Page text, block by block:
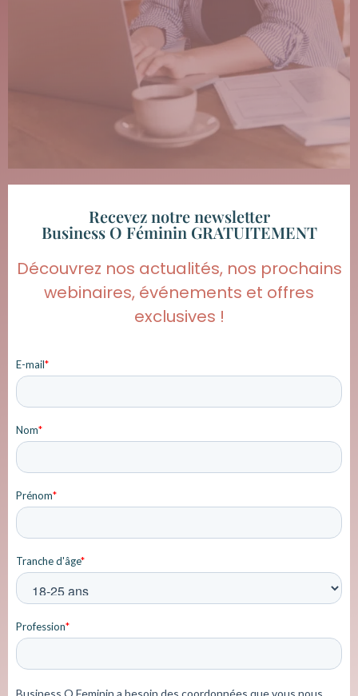
Recevez notre newsletter
Business O Féminin GRATUITEMENT
Découvrez nos actualités, nos prochains
webinaires, événements et offres
exclusives !